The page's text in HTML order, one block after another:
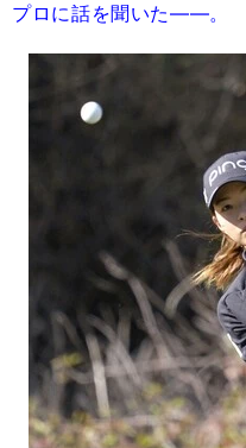
プロに話を聞いた――。